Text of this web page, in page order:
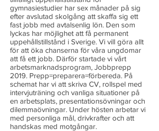
gymnasiestudier har sex månader på sig
efter avslutad skolgång att skaffa sig ett
fast jobb med avtalsenlig lön. Den som
lyckas har möjlighet att få permanent
uppehållstillstånd i Sverige. Vi vill göra allt
för att öka chanserna för våra ungdomar
att få ett jobb. Därför startade vi vårt
arbetsmarknadsprogram, Jobbprepp
2019. Prepp=preparera=förbereda. På
schemat har vi att skriva CV, rollspel med
intervjuträning och vanliga situationer på
en arbetsplats, presentationsövningar och
dilemmaövningar. Under hösten arbetar vi
med personliga mål, drivkrafter och att
handskas med motgångar.